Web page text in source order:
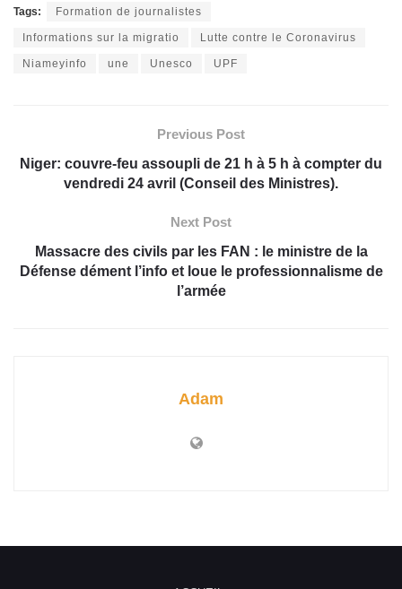
Tags: Formation de journalistes
Informations sur la migratio Lutte contre le Coronavirus
Niameyinfo une Unesco UPF
Previous Post
Niger: couvre-feu assoupli de 21 h à 5 h à compter du
vendredi 24 avril (Conseil des Ministres).
Next Post
Massacre des civils par les FAN : le ministre de la
Défense dément l’info et loue le professionnalisme de
l’armée
Adam